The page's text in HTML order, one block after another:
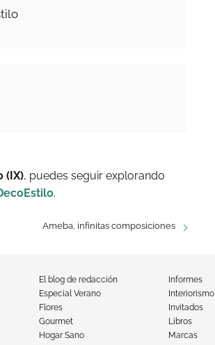
(IX), puedes seguir explorando
.
Ameba, infinitas composiciones
El blog de redacción
Especial Verano
Flores
Gourmet
Hogar Sano
Informes
Interiorismo
Invitados
Libros
Marcas